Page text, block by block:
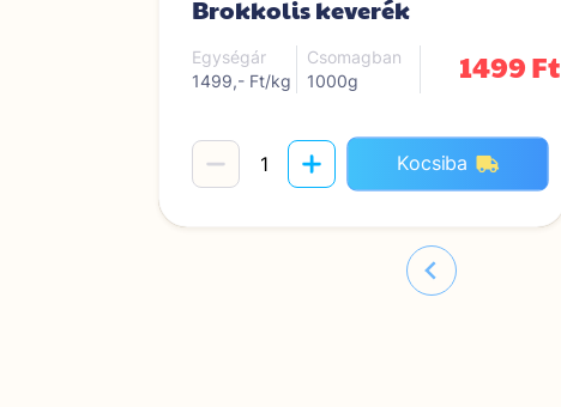
Brokkolis keverék
Egységár
1499,- Ft/kg
Csomagban
1000g
1499 Ft
Kocsiba